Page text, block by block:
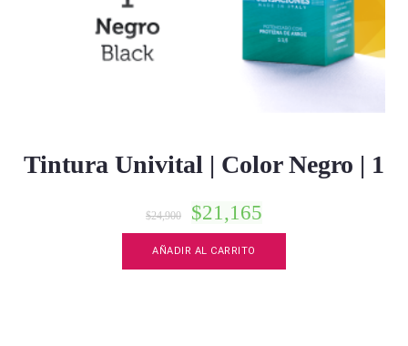
Tintura Univital | Color Negro | 1
$24,900 $21,165
AÑADIR AL CARRITO